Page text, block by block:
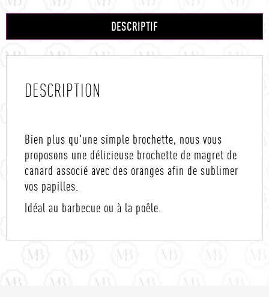
DESCRIPTIF
DESCRIPTION
Bien plus qu'une simple brochette, nous vous
proposons une délicieuse brochette de magret de
canard associé avec des oranges afin de sublimer
vos papilles.
Idéal au barbecue ou à la poêle.